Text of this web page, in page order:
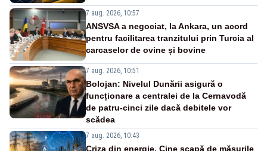
7 aug. 2026, 10:57
ANSVSA a negociat, la Ankara, un acord
pentru facilitarea tranzitului prin Turcia al
carcaselor de ovine și bovine
7 aug. 2026, 10:51
Bolojan: Nivelul Dunării asigură o
funcționare a centralei de la Cernavodă
de patru-cinci zile dacă debitele vor
scădea
7 aug. 2026, 10:43
Criza din energie. Cine scapă de măsurile